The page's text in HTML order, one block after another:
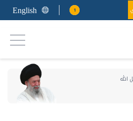
1
English
الله